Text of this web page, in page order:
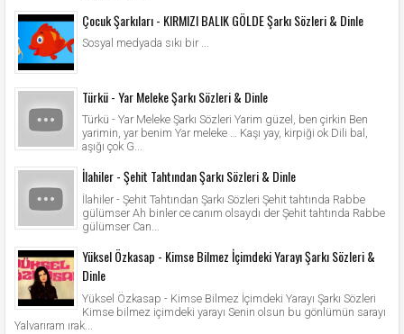
Çocuk Şarkıları - KIRMIZI BALIK GÖLDE Şarkı Sözleri & Dinle
Sosyal medyada sıkı bir ...
Türkü - Yar Meleke Şarkı Sözleri & Dinle
Türkü - Yar Meleke Şarkı Sözleri Yarim güzel, ben çirkin Ben
yarimin, yar benim Yar meleke … Kaşı yay, kirpiği ok Dili bal,
aşığı çok G...
İlahiler - Şehit Tahtından Şarkı Sözleri & Dinle
İlahiler - Şehit Tahtından Şarkı Sözleri Şehit tahtında Rabbe
gülümser Ah binler ce canım olsaydı der Şehit tahtında Rabbe
gülümser Can...
Yüksel Özkasap - Kimse Bilmez İçimdeki Yarayı Şarkı Sözleri &
Dinle
Yüksel Özkasap - Kimse Bilmez İçimdeki Yarayı Şarkı Sözleri
Kimse bilmez içimdeki yarayı Senin olsun bu gönlümün sarayı
Yalvarıram ırak...